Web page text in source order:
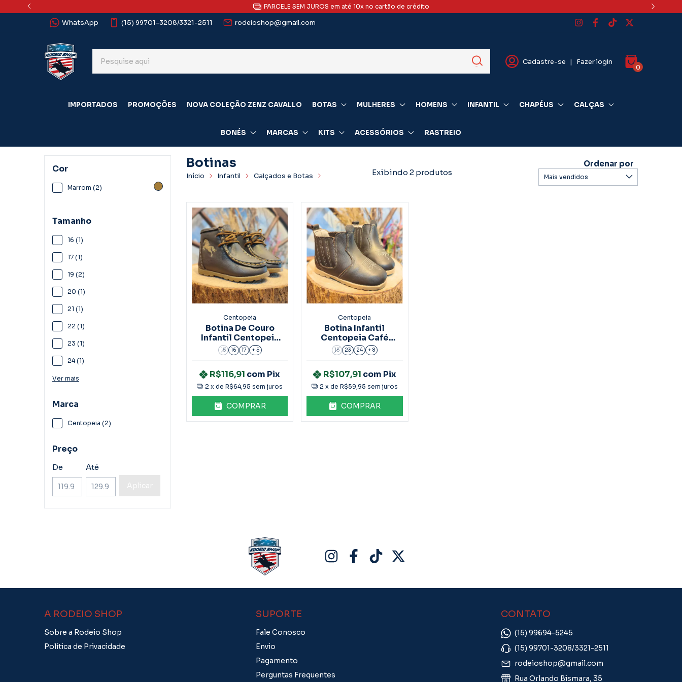
PARCELE SEM JUROS em até 10x no cartão de crédito
WhatsApp (15) 99701-3208/3321-2511 rodeioshop@gmail.com
Cadastre-se | Fazer login
0
IMPORTADOS PROMOÇÕES NOVA COLEÇÃO ZENZ CAVALLO BOTAS MULHERES HOMENS INFANTIL CHAPÉUS CALÇAS
BONÉS MARCAS KITS ACESSÓRIOS RASTREIO
Cor
Marrom (2)
Tamanho
16 (1)
17 (1)
19 (2)
20 (1)
21 (1)
22 (1)
23 (1)
24 (1)
Ver mais
Marca
Centopeia (2)
Preço
De Até
Aplicar
Botinas
Início Infantil
Calçados e Botas
Exibindo 2 produtos
Ordenar por
Centopeia
Botina De Couro
Infantil Centopeia
Marrom
15 16 17 + 5
R$116,91 com Pix
2 x deR$64,95 sem juros
COMPRAR
Centopeia
Botina Infantil
Centopeia Café
Marrom
15 23 24 + 8
R$107,91 com Pix
2 x de R$59,95 sem juros
COMPRAR
A RODEIO SHOP
Sobre a Rodeio Shop
Política de Privacidade
SUPORTE
Fale Conosco
Envio
Pagamento
Perguntas Frequentes
CONTATO
(15) 99694-5245
(15) 99701-3208/3321-2511
rodeioshop@gmail.com
Rua Orlando Bismara, 35